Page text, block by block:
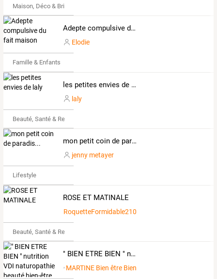
Maison, Déco & Bricolage
Adepte compulsive du fait maison
Elodie
Famille & Enfants
les petites envies de laly
laly
Beauté, Santé & Remise en forme
mon petit coin de paradis...
jenny metayer
Lifestyle
ROSE ET MATINALE
RoquetteFormidable2106341
Beauté, Santé & Remise en forme
" BIEN ETRE BIEN " nutrition VDI naturopathie beauté bien-être
MARTINE Bien être Bien